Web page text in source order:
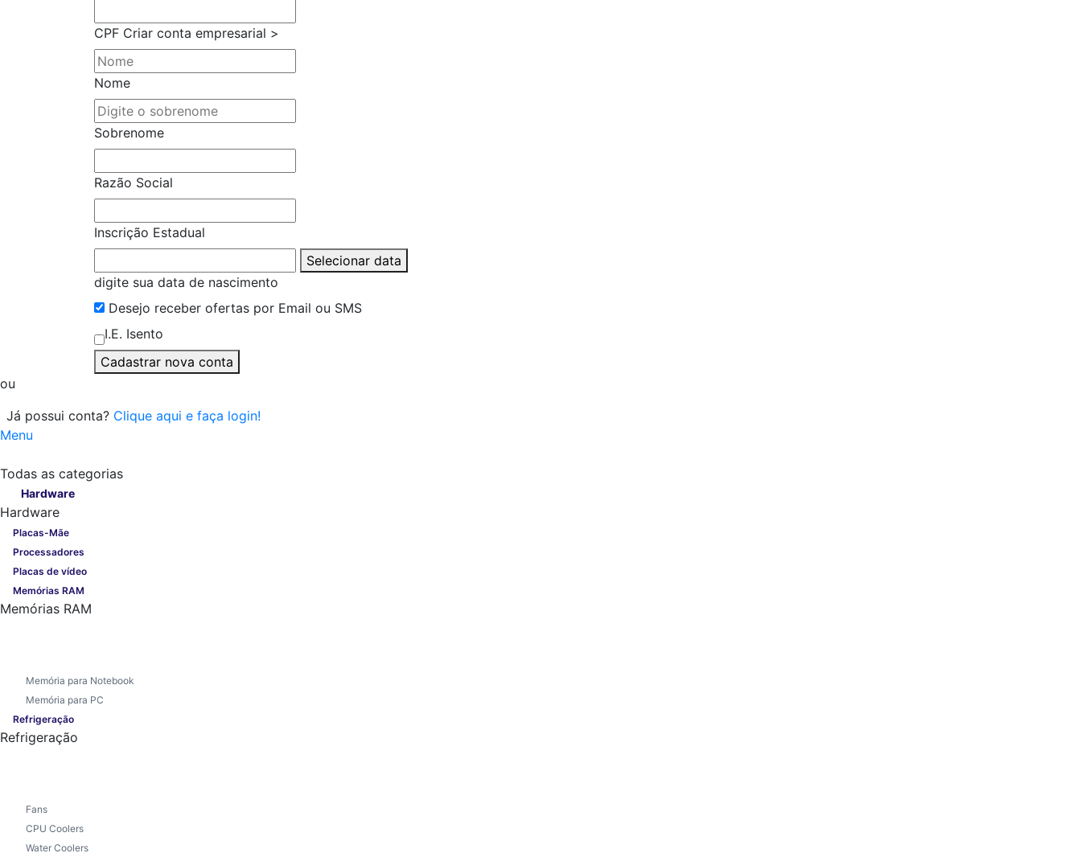
CPF Criar conta empresarial >
Nome
Sobrenome
Razão Social
Inscrição Estadual
Selecionar data
digite sua data de nascimento
Desejo receber ofertas por Email ou SMS
I.E. Isento
Cadastrar nova conta
ou
Já possui conta? Clique aqui e faça login!
Menu
Todas as categorias
Hardware
Hardware
Placas-Mãe
Processadores
Placas de vídeo
Memórias RAM
Memórias RAM
Memória para Notebook
Memória para PC
Refrigeração
Refrigeração
Fans
CPU Coolers
Water Coolers